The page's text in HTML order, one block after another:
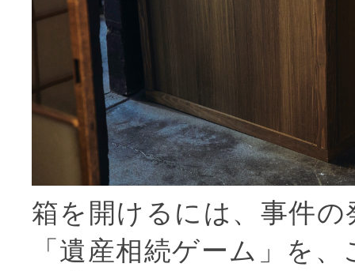
箱を開けるには、事件
「遺産相続ゲーム」を